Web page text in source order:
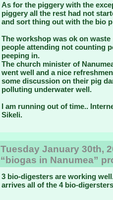
As for the piggery with the
piggery all the rest had not
and sort thing out with the bio
The workshop was ok on
people attending not counting
peeping in.
The church minister of
went well and a nice
some discussion on their pig
polluting underwater well.
I am running out of time..
Sikeli.
Tuesday January 30th,
“biogas in Nanumea”
3 bio-digesters are working
arrives all of the 4 bio-